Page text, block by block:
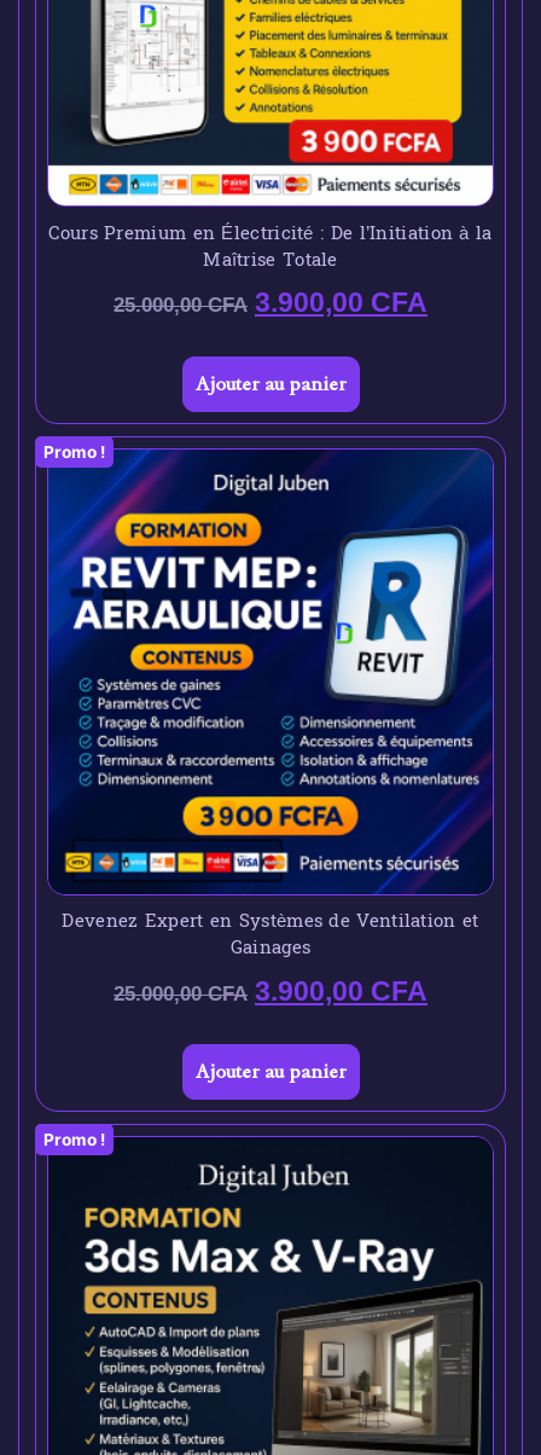
Cours Premium en Électricité : De l’Initiation à la
Maîtrise Totale
25.000,00CFA 3.900,00 CFA
Ajouter au panier
Promo !
Devenez Expert en Systèmes de Ventilation et
Gainages
25.000,00CFA 3.900,00 CFA
Ajouter au panier
Promo !